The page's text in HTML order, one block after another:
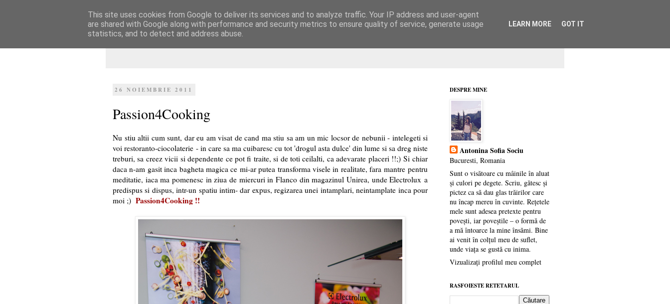
Dulcegarii culinare
26 NOIEMBRIE 2011
Passion4Cooking
Nu stiu altii cum sunt, dar eu am visat de cand ma stiu sa am un mic locsor de nebunii - intelegeti si
voi restoranto-ciocolaterie - in care sa ma cuibaresc cu tot 'drogul asta dulce' din lume si sa dreg niste
treburi, sa creez vicii si dependente ce pot fi traite, si de toti ceilalti, ca adevarate placeri !!;) Si chiar
daca n-am gasit inca bagheta magica ce mi-ar putea transforma visele in realitate, fara mantre pentru
meditatie, iaca ma pomenesc in ziua de miercuri in Flanco din magazinul Unirea, unde Electrolux a
predispus si dispus, intr-un spatiu intim- dar expus, regizarea unei intamplari, neintamplate inca pour
moi ;) Passion4Cooking !!
DESPRE MINE
Antonina Sofia Sociu
Bucuresti, Romania
Sunt o visătoare cu mâinile în aluat
și culori pe degete. Scriu, gătesc și
pictez ca să dau glas trăirilor care
nu încap mereu în cuvinte. Rețetele
mele sunt adesea pretexte pentru
povești, iar poveștile – o formă de
a mă întoarce la mine însămi. Bine
ai venit în colțul meu de suflet,
unde viața se gustă cu inima.
Vizualizați profilul meu complet
RASFOIESTE RETETARUL
This site uses cookies from Google to deliver its services and to analyze traffic. Your IP address and user-agent
are shared with Google along with performance and security metrics to ensure quality of service, generate usage
statistics, and to detect and address abuse.
LEARN MORE GOT IT